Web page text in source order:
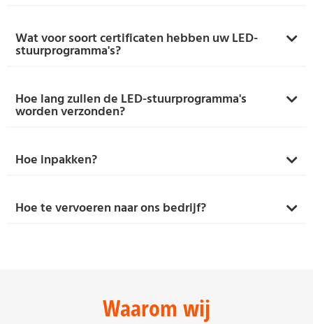
Wat voor soort certificaten hebben uw LED-
stuurprogramma's?
Hoe lang zullen de LED-stuurprogramma's
worden verzonden?
Hoe inpakken?
Hoe te vervoeren naar ons bedrijf?
Waarom wij